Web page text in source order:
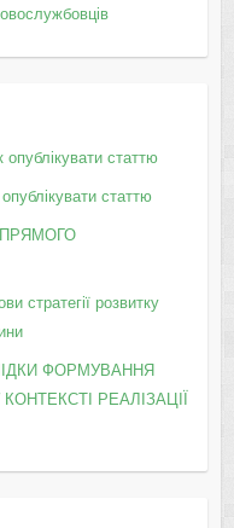
опублікувати статтю
статтю
стратегії розвитку
ФОРМУВАННЯ
РЕАЛІЗАЦІЇ